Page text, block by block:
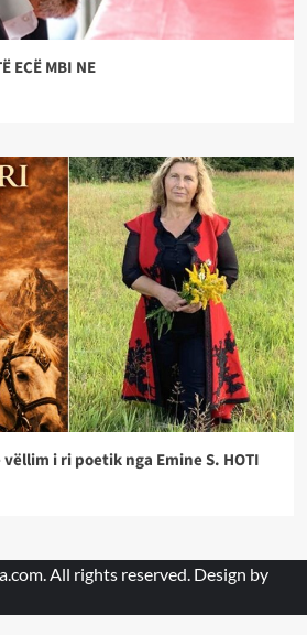
ECË MBI NE
i ri poetik nga Emine S. HOTI
. All rights reserved. Design by